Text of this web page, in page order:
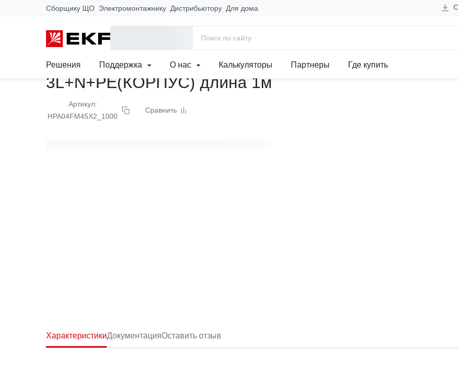
Сборщику ЩО Электромонтажнику Дистрибьютору Для дома
Решения Поддержка О нас Калькуляторы Партнеры Где купить
Главная
Прямая магистральная нестандартная секция 400 А
3L+N+PE(КОРПУС) длина 1м
Артикул:
HPA04FM45X2_1000
Сравнить
ХарактеристикиДокументацияОставить отзыв